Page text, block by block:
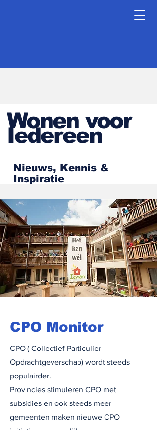
Wonen voor
Iedereen
Nieuws, Kennis &
Inspiratie
CPO Monitor
CPO ( Collectief Particulier
Opdrachtgeverschap) wordt steeds
populairder.
Provincies stimuleren CPO met
subsidies en ook steeds meer
gemeenten maken nieuwe CPO